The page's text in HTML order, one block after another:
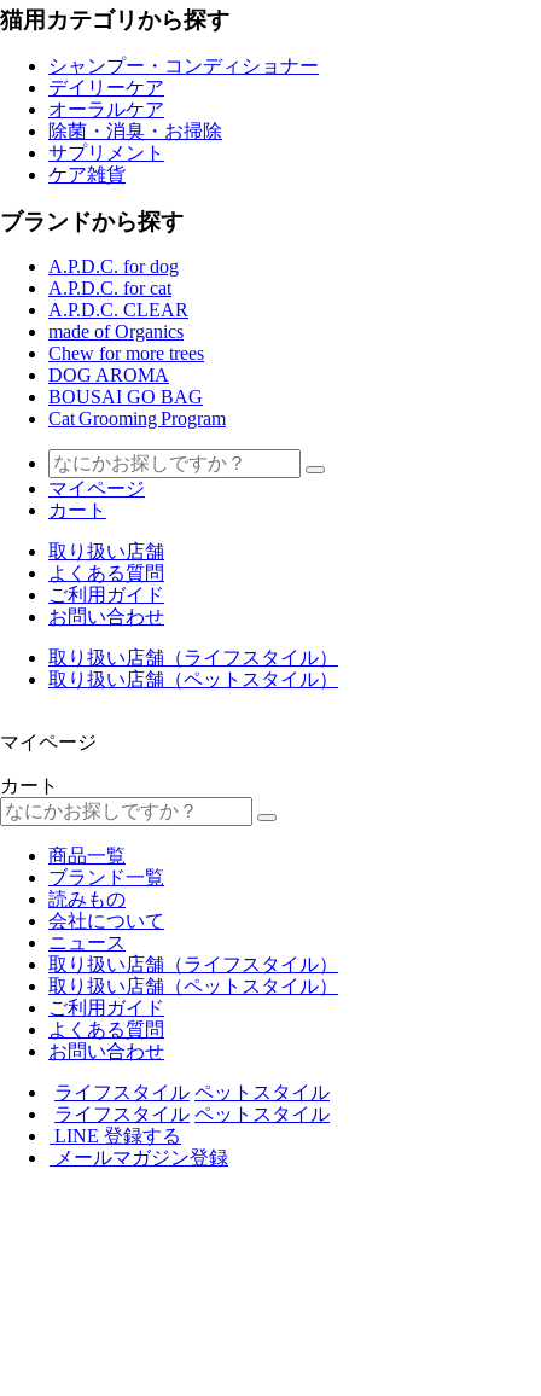
猫用カテゴリから探す
シャンプー・コンディショナー
デイリーケア
オーラルケア
除菌・消臭・お掃除
サプリメント
ケア雑貨
ブランドから探す
A.P.D.C. for dog
A.P.D.C. for cat
A.P.D.C. CLEAR
made of Organics
Chew for more trees
DOG AROMA
BOUSAI GO BAG
Cat Grooming Program
マイページ
カート
取り扱い店舗
よくある質問
ご利用ガイド
お問い合わせ
取り扱い店舗（ライフスタイル）
取り扱い店舗（ペットスタイル）
マイページ
カート
商品一覧
ブランド一覧
読みもの
会社について
ニュース
取り扱い店舗（ライフスタイル）
取り扱い店舗（ペットスタイル）
ご利用ガイド
よくある質問
お問い合わせ
ライフスタイル ペットスタイル
ライフスタイル ペットスタイル
LINE 登録する
メールマガジン登録